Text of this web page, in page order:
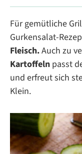
Für gemütliche
Gurkensalat-
Fleisch.Auch zu
Kartoffeln passt
und erfreut sich
Klein.